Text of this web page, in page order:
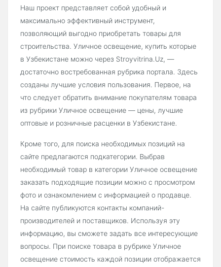
Наш проект представляет собой удобный и
максимально эффективный инструмент,
позволяющий выгодно приобретать товары для
строительства. Уличное освещение, купить которые
в Узбекистане можно через Stroyvitrina.Uz, —
достаточно востребованная рубрика портала. Здесь
созданы лучшие условия пользования. Первое, на
что следует обратить внимание покупателям товара
из рубрики Уличное освещение — цены, лучшие
оптовые и розничные расценки в Узбекистане.
Кроме того, для поиска необходимых позиций на
сайте предлагаются подкатегории. Выбрав
необходимый товар в категории Уличное освещение
заказать подходящие позиции можно с просмотром
фото и ознакомлением с информацией о продавце.
На сайте публикуются контакты компаний-
производителей и поставщиков. Используя эту
информацию, вы сможете задать все интересующие
вопросы. При поиске товара в рубрике Уличное
освещение стоимость каждой позиции отображается